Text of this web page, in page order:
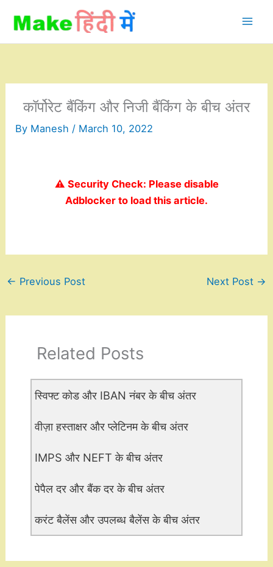
content
कॉर्पोरेट बैंकिंग और निजी बैंकिंग के बीच अंतर
By Manesh / March 10, 2022
⚠️ Security Check: Please disable
Adblocker to load this article.
← Previous Post Next Post →
Related Posts
स्विफ्ट कोड और IBAN नंबर के बीच अंतर
वीज़ा हस्ताक्षर और प्लेटिनम के बीच अंतर
IMPS और NEFT के बीच अंतर
पेपैल दर और बैंक दर के बीच अंतर
करंट बैलेंस और उपलब्ध बैलेंस के बीच अंतर